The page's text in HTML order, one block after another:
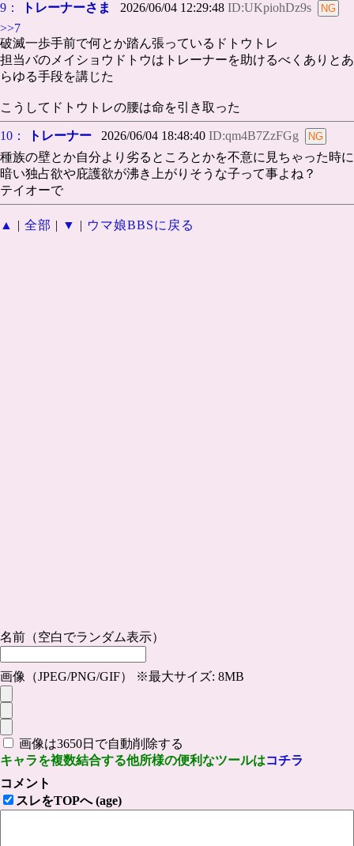
9： トレーナーさま 2026/06/04 12:29:48 ID:UKpiohDz9s
>>7
破滅一歩手前で何とか踏ん張っているドトウトレ
担当バのメイショウドトウはトレーナーを助けるべくありとあ
らゆる手段を講じた
こうしてドトウトレの腰は命を引き取った
10： トレーナー 2026/06/04 18:48:40 ID:qm4B7ZzFGg
種族の壁とか自分より劣るところとかを不意に見ちゃった時に
暗い独占欲や庇護欲が沸き上がりそうな子って事よね？
テイオーで
▲ | 全部 | ▼ | ウマ娘BBSに戻る
名前（空白でランダム表示）
画像（JPEG/PNG/GIF） ※最大サイズ: 8MB
画像は3650日で自動削除する
キャラを複数結合する他所様の便利なツールはコチラ
コメント
スレをTOPへ (age)